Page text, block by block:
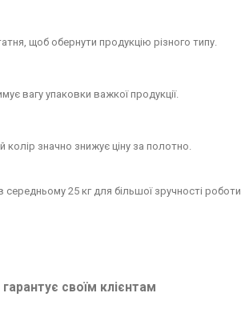
щоб обернути продукцію різного типу.
вагу упаковки важкої продукції.
значно знижує ціну за полотно.
середньому 25 кг для більшої зручності
своїм клієнтам